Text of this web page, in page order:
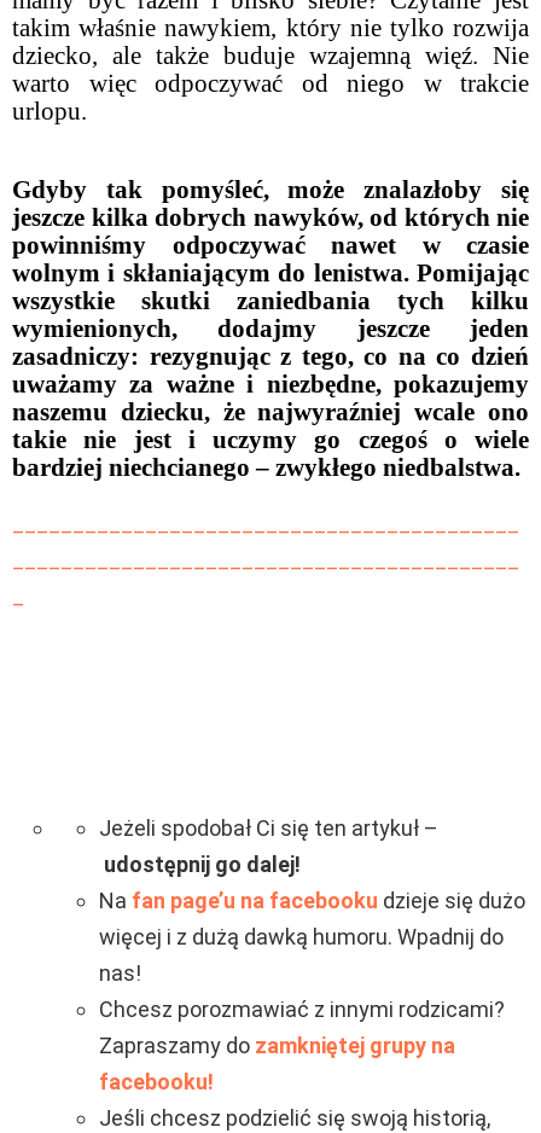
takim właśnie nawykiem, który nie tylko rozwija
dziecko, ale także buduje wzajemną więź. Nie
warto więc odpoczywać od niego w trakcie
urlopu.
Gdyby tak pomyśleć, może znalazłoby się
jeszcze kilka dobrych nawyków, od których nie
powinniśmy odpoczywać nawet w czasie
wolnym i skłaniającym do lenistwa. Pomijając
wszystkie skutki zaniedbania tych kilku
wymienionych, dodajmy jeszcze jeden
zasadniczy: rezygnując z tego, co na co dzień
uważamy za ważne i niezbędne, pokazujemy
naszemu dziecku, że najwyraźniej wcale ono
takie nie jest i uczymy go czegoś o wiele
bardziej niechcianego – zwykłego niedbalstwa.
Jeżeli spodobał Ci się ten artykuł –
udostępnij go dalej!
Na fan page’u na facebooku dzieje się dużo
więcej i z dużą dawką humoru. Wpadnij do
nas!
Chcesz porozmawiać z innymi rodzicami?
Zapraszamy do zamkniętej grupy na
facebooku!
Jeśli chcesz podzielić się swoją historią,